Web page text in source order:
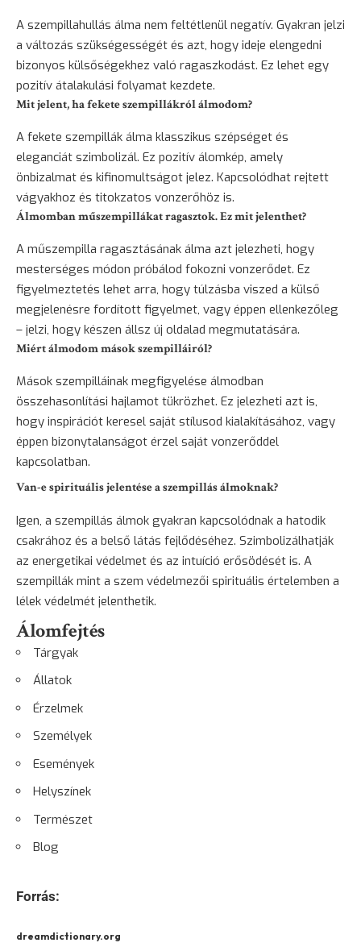
A szempillahullás álma nem feltétlenül negatív. Gyakran jelzi
a változás szükségességét és azt, hogy ideje elengedni
bizonyos külsőségekhez való ragaszkodást. Ez lehet egy
pozitív átalakulási folyamat kezdete.
Mit jelent, ha fekete szempillákról álmodom?
A fekete szempillák álma klasszikus szépséget és
eleganciát szimbolizál. Ez pozitív álomkép, amely
önbizalmat és kifinomultságot jelez. Kapcsolódhat rejtett
vágyakhoz és titokzatos vonzerőhöz is.
Álmomban műszempillákat ragasztok. Ez mit jelenthet?
A műszempilla ragasztásának álma azt jelezheti, hogy
mesterséges módon próbálod fokozni vonzerődet. Ez
figyelmeztetés lehet arra, hogy túlzásba viszed a külső
megjelenésre fordított figyelmet, vagy éppen ellenkezőleg
– jelzi, hogy készen állsz új oldalad megmutatására.
Miért álmodom mások szempilláiról?
Mások szempilláinak megfigyelése álmodban
összehasonlítási hajlamot tükrözhet. Ez jelezheti azt is,
hogy inspirációt keresel saját stílusod kialakításához, vagy
éppen bizonytalanságot érzel saját vonzerőddel
kapcsolatban.
Van-e spirituális jelentése a szempillás álmoknak?
Igen, a szempillás álmok gyakran kapcsolódnak a hatodik
csakrához és a belső látás fejlődéséhez. Szimbolizálhatják
az energetikai védelmet és az intuíció erősödését is. A
szempillák mint a szem védelmezői spirituális értelemben a
lélek védelmét jelenthetik.
Álomfejtés
Tárgyak
Állatok
Érzelmek
Személyek
Események
Helyszínek
Természet
Blog
Forrás:
dreamdictionary.org